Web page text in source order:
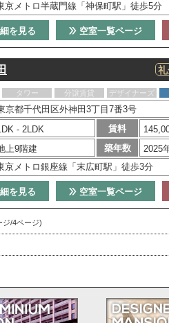
京メトロ半蔵門線「神保町駅」徒歩5分
空室一覧ページ
を見る
タワー 分譲賃貸 デザイナーズ
京都千代田区外神田3丁目7番3号
- 2LDK 賃料
上9階建 築年数
2025
京メトロ銀座線「末広町駅」徒歩3分
空室一覧ページ
を見る
ジ/4ページ)